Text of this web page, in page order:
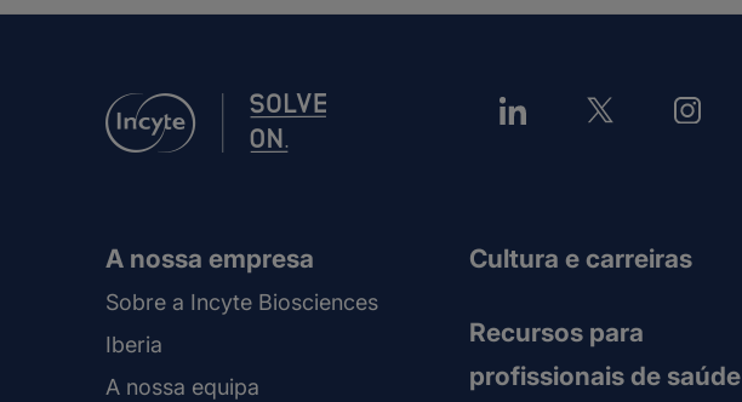
A nossa empresa
Sobre a Incyte Biosciences
Iberia
A nossa equipa
Cultura e carreiras
Recursos para
profissionais de saúde